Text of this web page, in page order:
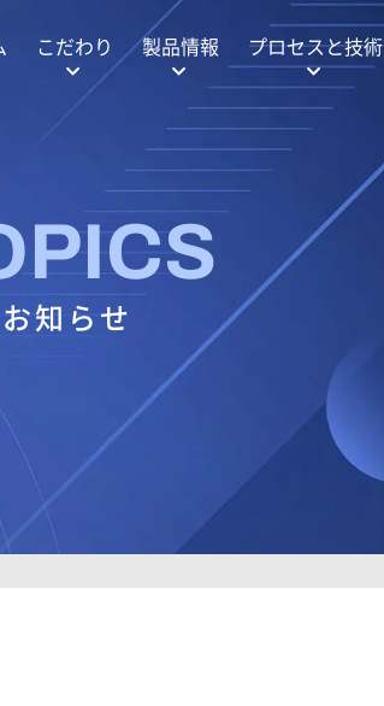
こだわり 製品情報 プロセスと技術
お知らせ